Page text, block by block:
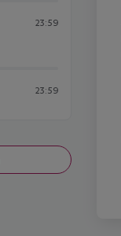
23:59
23:59